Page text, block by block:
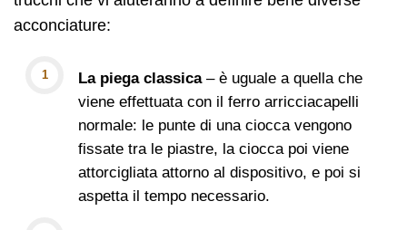
acconciature:
La piega classica– è uguale a quella che
viene effettuata con il ferro arricciacapelli
normale: le punte di una ciocca vengono
fissate tra le piastre, la ciocca poi viene
attorcigliata attorno al dispositivo, e poi si
aspetta il tempo necessario.